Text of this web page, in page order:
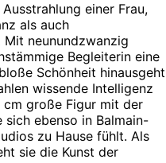
einer Frau,
als auch
neunundzwanzig
Begleiterin eine
Schönheit hinausgeht
wissende Intelligenz
cm große Figur mit der
ebenso in Balmain-
zu Hause fühlt. Als
sie die Kunst der